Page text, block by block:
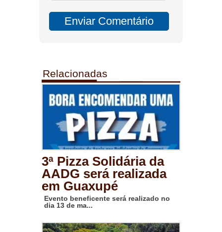
Relacionadas
3ª Pizza Solidária da
AADG será realizada
em Guaxupé
Evento beneficente será realizado no
dia 13 de ma...